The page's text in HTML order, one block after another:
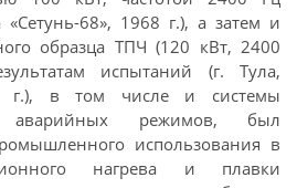
«Сетунь-68», 1968 г.), а затем и
образца ТПЧ (120 кВт, 2400
испытаний (г. Тула,
г.), в том числе и системы
режимов, был
использования в
нагрева и плавки